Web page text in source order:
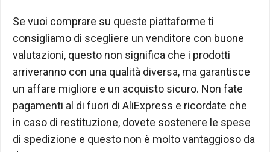
Se vuoi comprare su queste piattaforme ti
consigliamo di scegliere un venditore con buone
valutazioni, questo non significa che i prodotti
arriveranno con una qualità diversa, ma garantisce
un affare migliore e un acquisto sicuro. Non fate
pagamenti al di fuori di AliExpress e ricordate che
in caso di restituzione, dovete sostenere le spese
di spedizione e questo non è molto vantaggioso da